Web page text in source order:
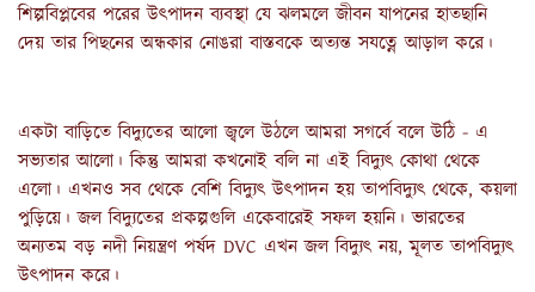
শিল্পবিপ্লবের পরের উৎপাদন ব্যবস্থা যে ঝলমলে জীবন যাপনের হাতছানি
দেয় তার পিছনের অন্ধকার নোঙরা বাস্তবকে অত্যন্ত সযত্নে আড়াল করে।
একটা বাড়িতে বিদ্যুতের আলো জ্বলে উঠলে আমরা সগর্বে বলে উঠি - এ
সভ্যতার আলো। কিন্তু আমরা কখনোই বলি না এই বিদ্যুৎ কোথা থেকে
এলো। এখনও সব থেকে বেশি বিদ্যুৎ উৎপাদন হয় তাপবিদ্যুৎ থেকে, কয়লা
পুড়িয়ে। জল বিদ্যুতের প্রকল্পগুলি একেবারেই সফল হয়নি। ভারতের
অন্যতম বড় নদী নিয়ন্ত্রণ পর্ষদ DVC এখন জল বিদ্যুৎ নয়, মূলত তাপবিদ্যুৎ
উৎপাদন করে।